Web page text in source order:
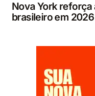
Nova York
brasileiro em 2026